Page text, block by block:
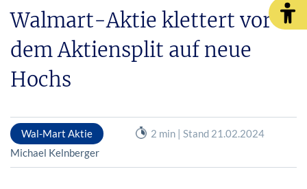
Walmart-Aktie klettert vor
dem Aktiensplit auf neue
Hochs
Wal-Mart Aktie
2 min | Stand 21.02.2024
Michael Kelnberger